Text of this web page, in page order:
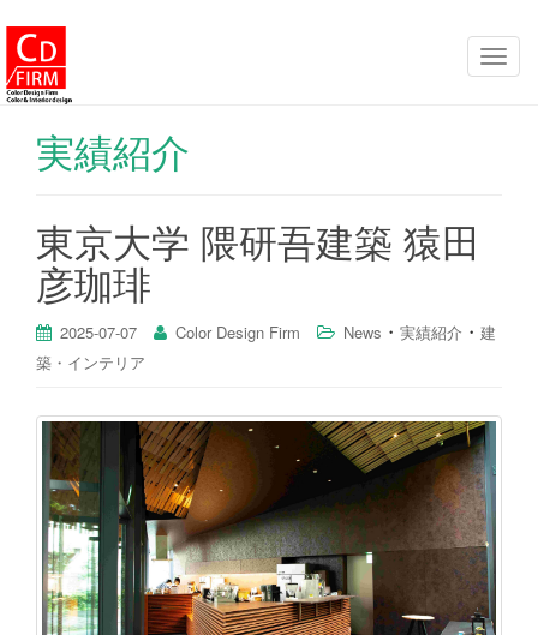
ナ
り
実績紹介
東京大学 隈研吾建築 猿田
彦珈琲
2025-07-07 Color Design Firm News ・ 実績紹介 ・ 建
築・インテリア